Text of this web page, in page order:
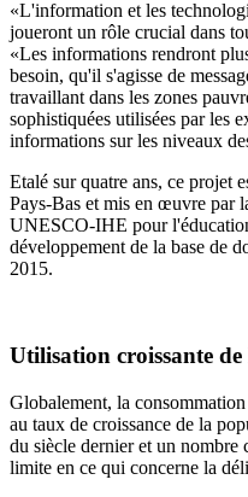
«L'information et les
joueront un rôle crucial dans
«Les informations rendront
besoin, qu'il s'agisse de
travaillant dans les zones
sophistiquées utilisées par les
informations sur les niveaux
Etalé sur quatre ans, ce projet
Pays-Bas et mis en œuvre par
UNESCO-IHE pour
développement de la base de
2015.
Utilisation croissante
Globalement, la
au taux de croissance de la
du siècle dernier et un nombre
limite en ce qui concerne la